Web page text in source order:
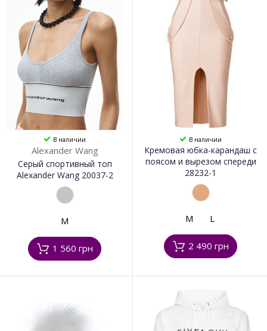
В наличии
Alexander Wang
Серый спортивный топ
Alexander Wang 20037-2
M
1 560 грн
В наличии
Кремовая юбка-карандаш с
поясом и вырезом спереди
28232-1
M L
2 490 грн